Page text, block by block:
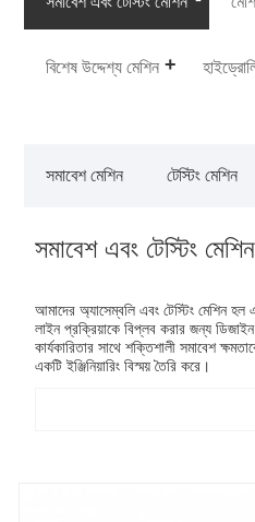
বিশেষ উদ্দেশ্য মেশিন
সমাবেশ মেশিন টেস্টিং মেশিন
সমাবেশ এবং টেস্টিং মেশিন
আমাদের অ্যাসেম্বলি এবং টেস্টিং মেশিন হল
লাইন প্রক্রিয়াকে বিপ্লব করার জন্য
কার্যকারিতার সাথে শক্তিশালী সমাবেশ
একটি ইঞ্জিনিয়ারিং বিস্ময় তৈরি করে।